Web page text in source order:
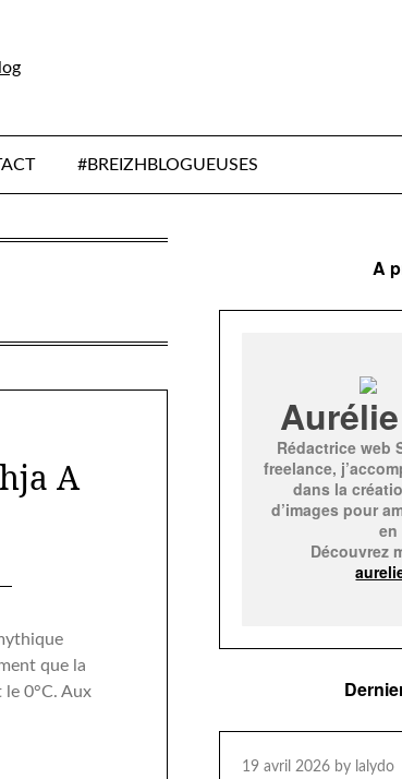
#BREIZHBLOGUEUSES
A
que la
0°C. Aux
A
Rédactrice web
freelance,
dans la
d’images pour
en
Découvrez
19 avril 2026 by lalydo